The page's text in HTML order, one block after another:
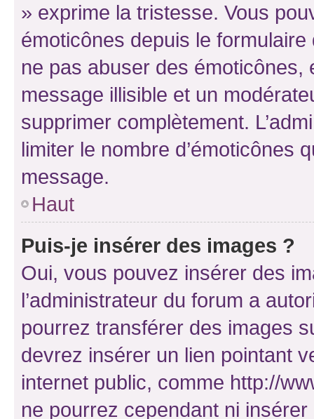
» exprime la tristesse. Vous
émoticônes depuis le
ne pas abuser des
message illisible et un
supprimer complètement.
limiter le nombre d’émoticônes
message.
Haut
Puis-je insérer des images ?
Oui, vous pouvez insérer des
l’administrateur du forum a
pourrez transférer des images
devrez insérer un lien pointant
internet public, comme http://
ne pourrez cependant ni